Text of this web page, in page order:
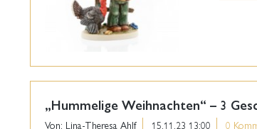
„Hummelige Weihnachten“ – 3
Von: Lina-Theresa Ahlf 15.11.23 13:00 0